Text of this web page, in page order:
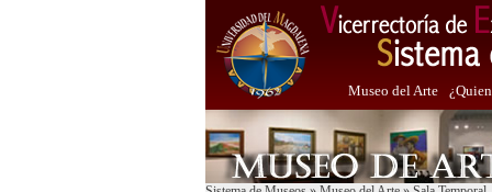
Museo del Arte